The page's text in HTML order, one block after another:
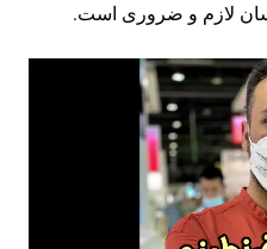
لازم و ضروری است.